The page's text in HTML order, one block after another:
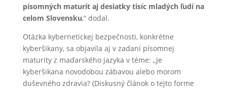
písomných maturít aj desiatky tisíc mladých ľudí na
celom Slovensku,“ dodal.
Otázka kybernetickej bezpečnosti, konkrétne
kyberšikany, sa objavila aj v zadaní písomnej
maturity z maďarského jazyka v téme: „Je
kyberšikana novodobou zábavou alebo morom
duševného zdravia? (Diskusný článok o tejto forme